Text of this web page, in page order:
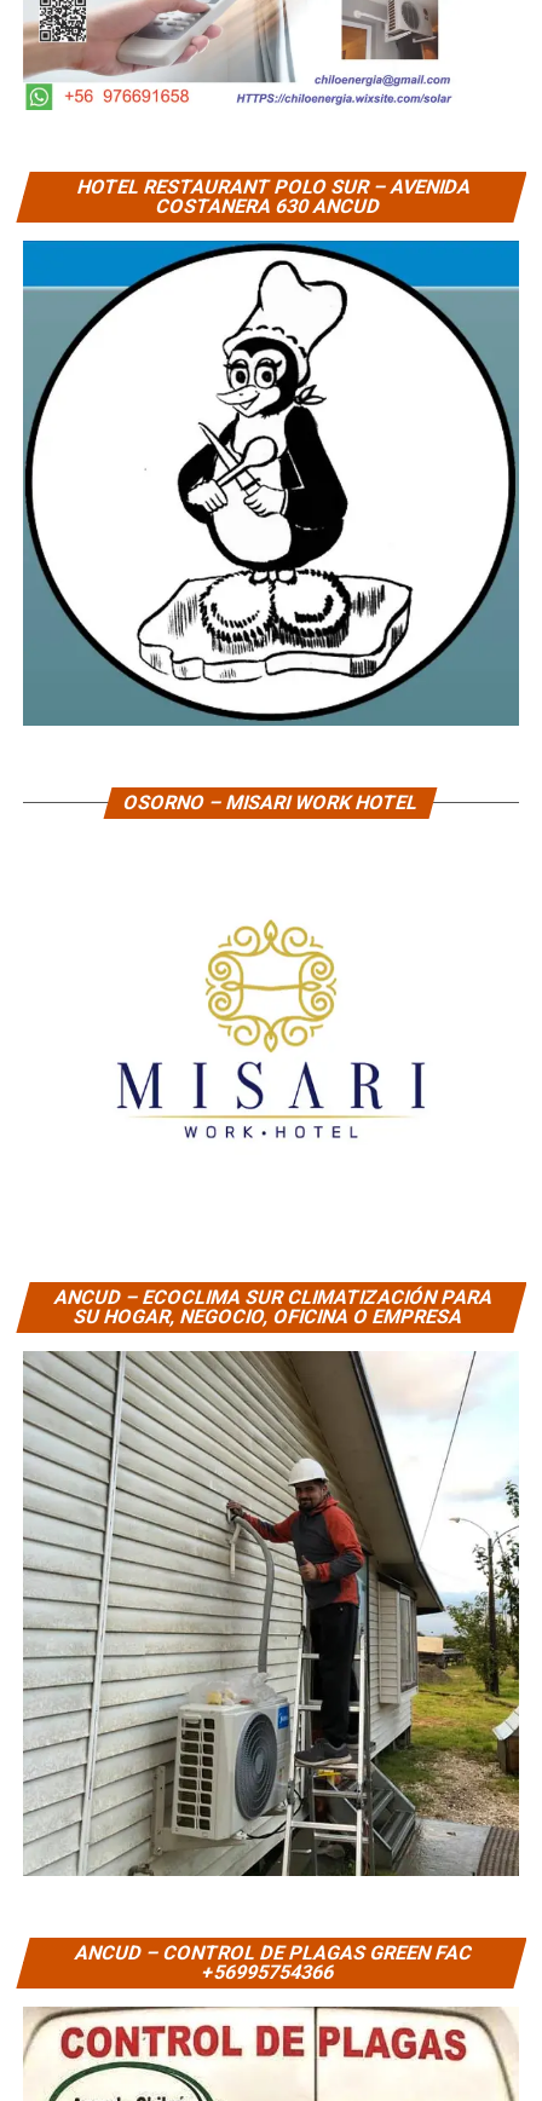
HOTEL RESTAURANT POLO SUR – AVENIDA
COSTANERA 630 ANCUD
OSORNO – MISARI WORK HOTEL
ANCUD – ECOCLIMA SUR CLIMATIZACIÓN PARA
SU HOGAR, NEGOCIO, OFICINA O EMPRESA
ANCUD – CONTROL DE PLAGAS GREEN FAC
+56995754366